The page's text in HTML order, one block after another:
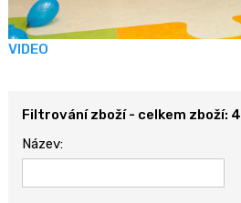
VIDEO
Filtrování zboží - celkem zboží: 4
Název: